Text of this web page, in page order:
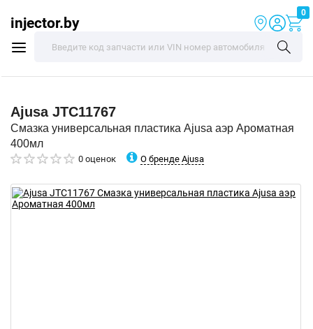
injector.by
0
Ajusa JTC11767
Смазка универсальная пластика Ajusa аэр Ароматная
400мл
0 оценок О бренде Ajusa